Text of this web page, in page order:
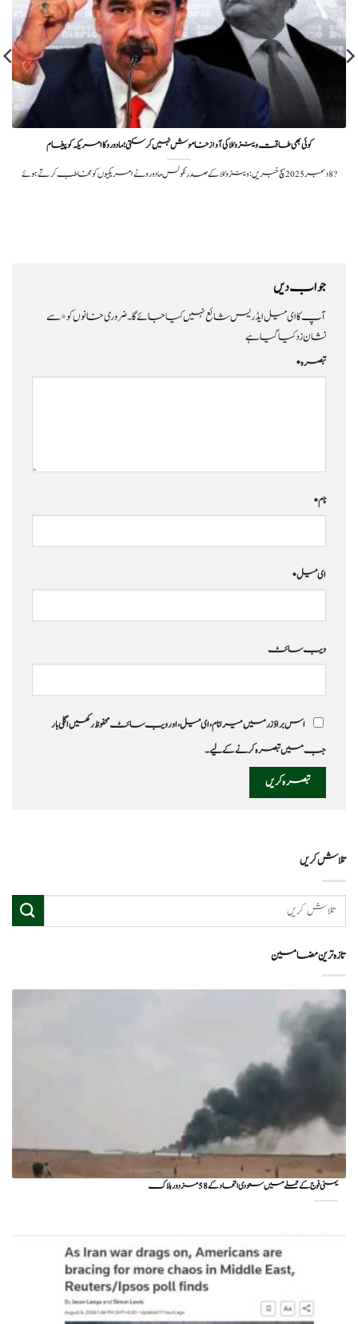
کوئی بھی طاقت وینزوئلا کی آواز خاموش نہیں کر سکتی؛ مادورو کا امریکہ کو پیغام
?️ 8 دسمبر 2025سچ خبریں:وینزوئلا کے صدر نکولس مادورو نے امریکیوں کو مخاطب کرتے ہوئے
جواب دیں
آپ کا ای میل ایڈریس شائع نہیں کیا جائے گا۔ضروری خانوں کو*سے
نشان زد کیا گیا ہے
تبصرہ*
نام*
ای میل*
ویب‌ سائٹ
اس براؤزر میں میرا نام، ای میل، اور ویب سائٹ محفوظ رکھیں اگلی بار
جب میں تبصرہ کرنے کےلیے۔
تلاش کریں
تازہ ترین مضامین
یمنی فوج کے حملے میں سعودی اتحاد کے 58 مزدور ہلاک